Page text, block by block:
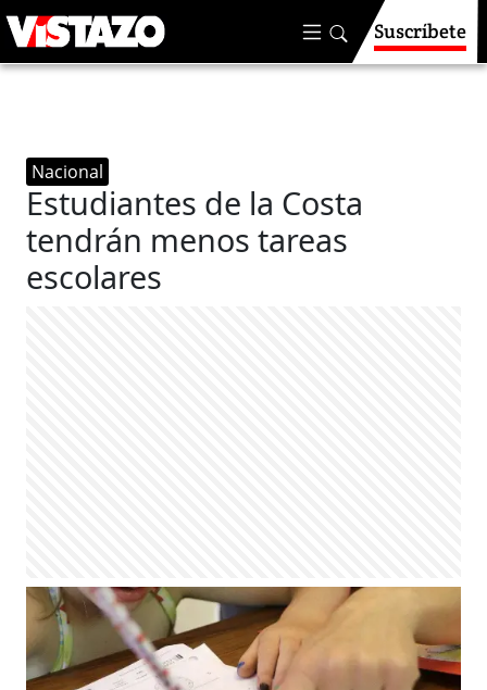
Suscríbete
Nacional
Estudiantes de la Costa
tendrán menos tareas
escolares